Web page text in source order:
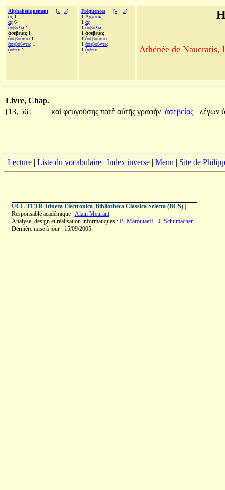
Alphabétiquement [« »]
ἅς 1
ἃς 6
ἀσβόλῳ 1
ἀσεβείας 1
ἀσεβοῦντα 1
ἀσεβοῦντες 1
ᾀσθέν 1
Fréquences [« »]
1 Αρχύτας
1 ἅς
1 ἀσβόλῳ
1 ἀσεβείας
1 ἀσεβοῦντα
1 ἀσεβοῦντες
1 ᾀσθέν Athénée de Naucratis,
Livre, Chap.
[13, 56]
καὶ φευγούσης ποτὲ αὐτῆς γραφὴν ἀσεβείας λέγων
| Lecture | Liste du vocabulaire | Index inverse | Menu | Site de
UCL| FLTR| Itinera Electronica| Bibliotheca Classica Selecta (BCS)|
Responsable académique :Alain Meurant
Analyse, design et réalisation informatiques : B. Maroutaeff- J. Schumacher
Dernière mise à jour : 15/09/2005